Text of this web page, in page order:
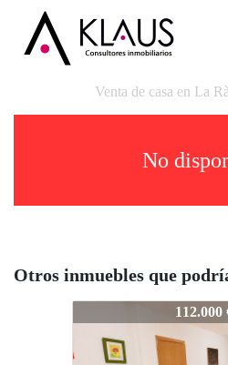
Venta de casa en La
No
Otros inmuebles que
ARXIVAT-1-10055A
112.000